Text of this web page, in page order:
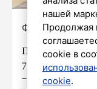
Фото: пресс-
Поезда
784 будут
– здесь
нашей
Продолжая
cookie в
cookie.